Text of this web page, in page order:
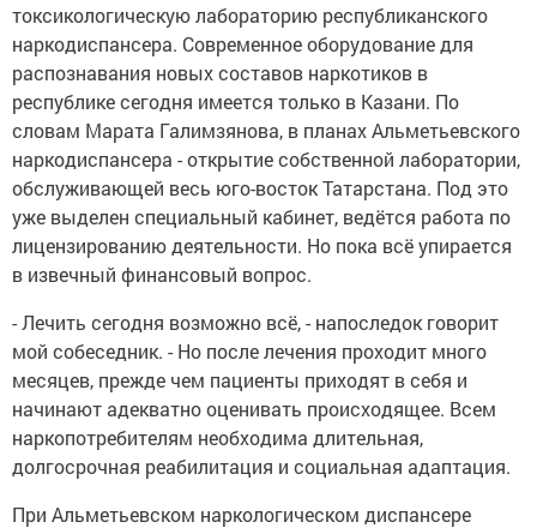
токсикологическую лабораторию республиканского
наркодиспансера. Современное оборудование для
распознавания новых составов наркотиков в
республике сегодня имеется только в Казани. По
словам Марата Галимзянова, в планах Альметьевского
наркодиспансера - открытие собственной лаборатории,
обслуживающей весь юго-восток Татарстана. Под это
уже выделен специальный кабинет, ведётся работа по
лицензированию деятельности. Но пока всё упирается
в извечный финансовый вопрос.
- Лечить сегодня возможно всё, - напоследок говорит
мой собеседник. - Но после лечения проходит много
месяцев, прежде чем пациенты приходят в себя и
начинают адекватно оценивать происходящее. Всем
наркопотребителям необходима длительная,
долгосрочная реабилитация и социальная адаптация.
При Альметьевском наркологическом диспансере